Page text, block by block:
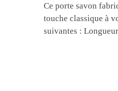
Ce porte savon
touche classique à
suivantes :